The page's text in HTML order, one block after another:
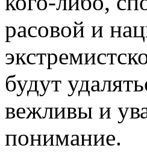
расовой и
будут
вежливы и
понимание.